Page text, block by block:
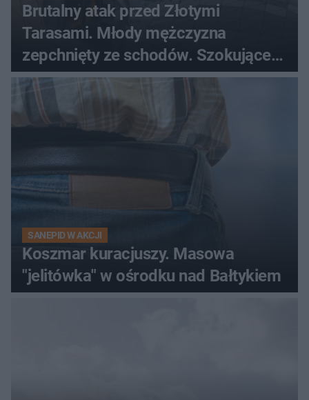
Brutalny atak przed Złotymi
Tarasami. Młody mężczyzna
zepchnięty ze schodów. Szokujące
nagranie krąży po sieci
SANEPID W AKCJI
Koszmar kuracjuszy. Masowa
"jelitówka" w ośrodku nad Bałtykiem